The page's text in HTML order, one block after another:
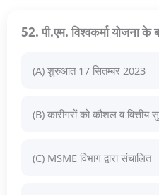
52. पी.एम. विश्वकर्मा योजना
(A) शुरुआत 17 सितम्बर 2023
(B) कारीगरों को कौशल व वित्तीय
(C) MSME विभाग द्वारा संचालित